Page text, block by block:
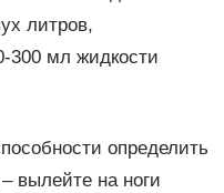
литров,
300 мл жидкости
определить
вылейте на ноги